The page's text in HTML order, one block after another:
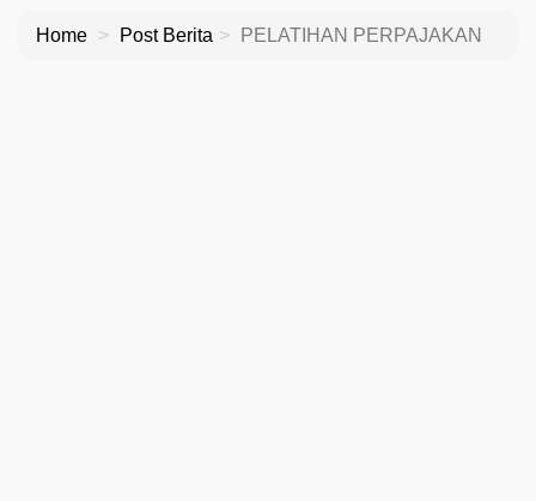
Home Post Berita PELATIHAN PERPAJAKAN